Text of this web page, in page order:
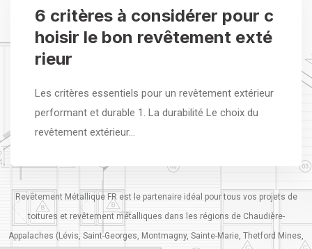
6 critères à considérer pour c
hoisir le bon revêtement exté
rieur
Les critères essentiels pour un revêtement extérieur
performant et durable 1. La durabilité Le choix du
revêtement extérieur…
Revêtement Métallique FR est le partenaire idéal pour tous vos projets de
toitures et revêtement métalliques dans les régions de Chaudière-
Appalaches (Lévis, Saint-Georges, Montmagny, Sainte-Marie, Thetford Mines,